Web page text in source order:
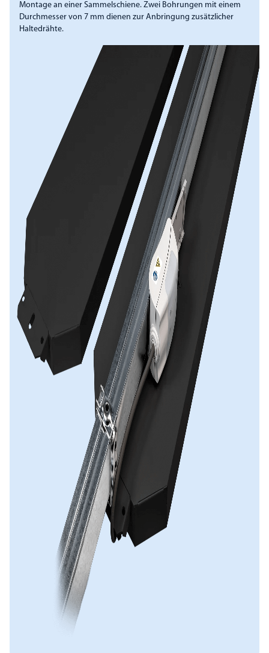
Montage an einer Sammelschiene. Zwei Bohrungen mit einem
Durchmesser von 7 mm dienen zur Anbringung zusätzlicher
Haltedrähte.